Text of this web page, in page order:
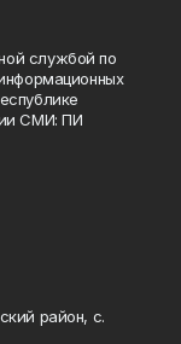
службой по
СМИ: ПИ
район, с.